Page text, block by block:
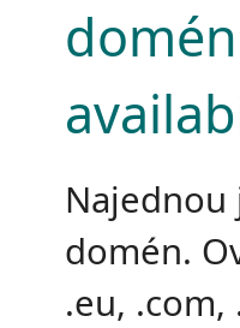
Najednou
domén.
.eu,